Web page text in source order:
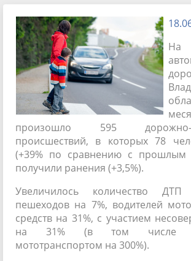
На
произошло 595 дорожно-
происшествий, в которых 78
(+39% по сравнению с
получили ранения (+3,5%).
Увеличилось количество
пешеходов на 7%, водителей
средств на 31%, с участием
на 31% (в том числе
мототранспортом на 300%).